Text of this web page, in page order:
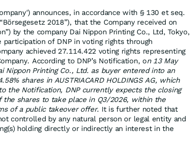
announces, in accordance with § 130 et seq.
2018”), that the Company received on
by the company Dai Nippon Printing Co., Ltd, Tokyo,
participation of DNP in voting rights through
achieved 27.114.422 voting rights representing
According to DNP’s Notification, on 13 May
Nippon Printing Co., Ltd. as buyer entered into an
shares in AUSTRIACARD HOLDINGS AG, which
the Notification, DNP currently expects the closing
shares to take place in Q3/2026, within the
of a public takeover offer. It is further noted that
controlled by any natural person or legal entity and
holding directly or indirectly an interest in the